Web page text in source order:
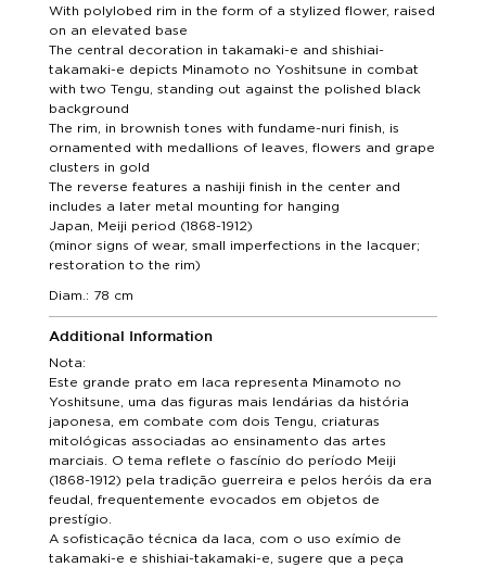
With polylobed rim in the form of a stylized flower, raised
on an elevated base
The central decoration in takamaki-e and shishiai-
takamaki-e depicts Minamoto no Yoshitsune in combat
with two Tengu, standing out against the polished black
background
The rim, in brownish tones with fundame-nuri finish, is
ornamented with medallions of leaves, flowers and grape
clusters in gold
The reverse features a nashiji finish in the center and
includes a later metal mounting for hanging
Japan, Meiji period (1868-1912)
(minor signs of wear, small imperfections in the lacquer;
restoration to the rim)
Diam.: 78 cm
Additional Information
Nota:
Este grande prato em laca representa Minamoto no
Yoshitsune, uma das figuras mais lendárias da história
japonesa, em combate com dois Tengu, criaturas
mitológicas associadas ao ensinamento das artes
marciais. O tema reflete o fascínio do período Meiji
(1868-1912) pela tradição guerreira e pelos heróis da era
feudal, frequentemente evocados em objetos de
prestígio.
A sofisticação técnica da laca, com o uso exímio de
takamaki-e e shishiai-takamaki-e, sugere que a peça